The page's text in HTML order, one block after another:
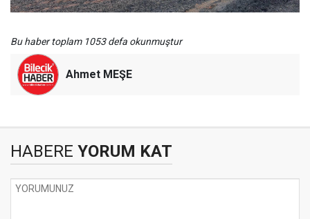
Bu haber toplam 1053 defa okunmuştur
Ahmet MEŞE
HABERE YORUM KAT